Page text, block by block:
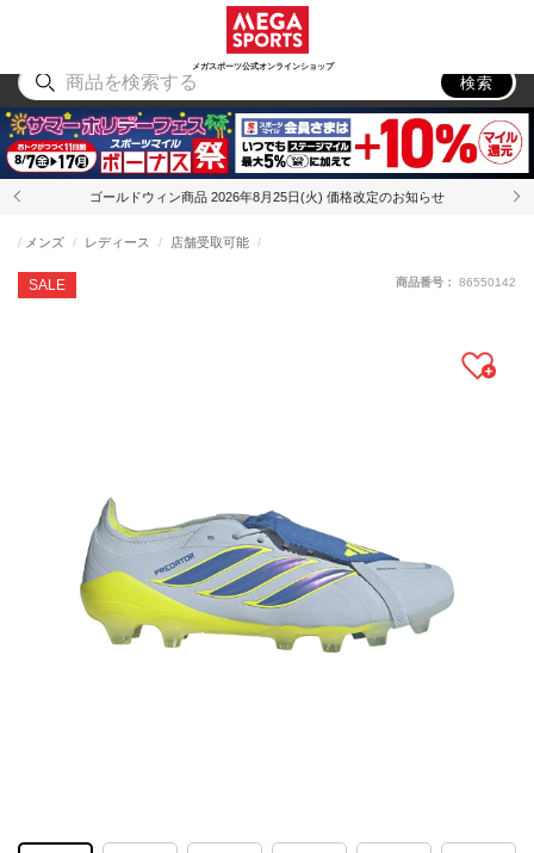
メガスポーツ公式オンラインショップ
アウトドア
検索
ゴールドウィン商品 2026年8月25日(火) 価格改定のお知らせ
SALE
メンズ レディース 店舗受取可能
商品番号： 86550142